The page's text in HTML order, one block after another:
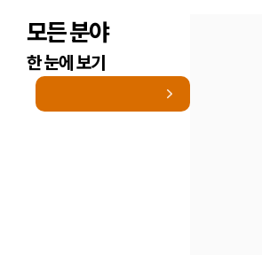
모든 분야
한 눈에 보기